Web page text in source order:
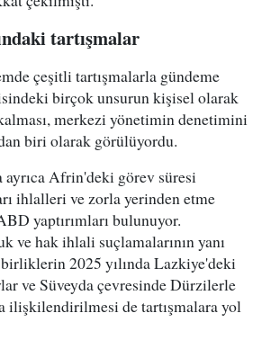
tartışmalar
çeşitli tartışmalarla gündeme
birçok unsurun kişisel olarak
merkezi yönetimin denetimini
biri olarak görülüyordu.
ayrıca Afrin'deki görev süresi
ihlalleri ve zorla yerinden etme
yaptırımları bulunuyor.
ve hak ihlali suçlamalarının yanı
birliklerin 2025 yılında Lazkiye'deki
ve Süveyda çevresinde Dürzilerle
ilişkilendirilmesi de tartışmalara yol